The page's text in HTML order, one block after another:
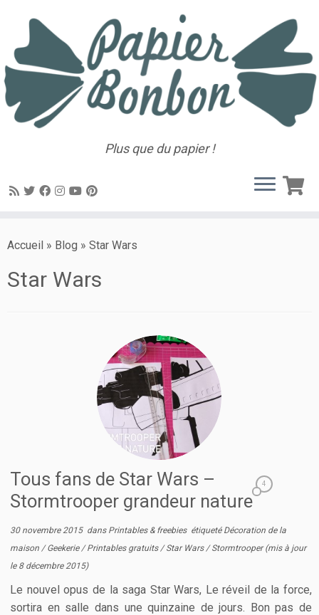
Plus que du papier !
Accueil » Blog » Star Wars
Star Wars
Tous fans de Star Wars –
Stormtrooper grandeur nature
4
30 novembre 2015dans Printables & freebies étiqueté Décoration de la
maison /Geekerie /Printables gratuits /Star Wars /Stormtrooper(mis à jour
le 8 décembre 2015)
Le nouvel opus de la saga Star Wars, Le réveil de la force,
sortira en salle dans une quinzaine de jours. Bon pas de